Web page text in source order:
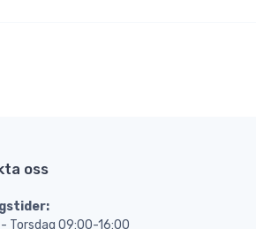
oss
- Torsdag 09:00-16:00